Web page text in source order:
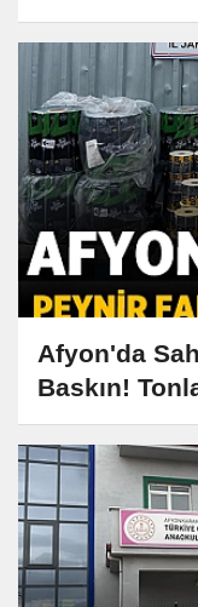
Afyon'da
Baskın!
Geçirildi